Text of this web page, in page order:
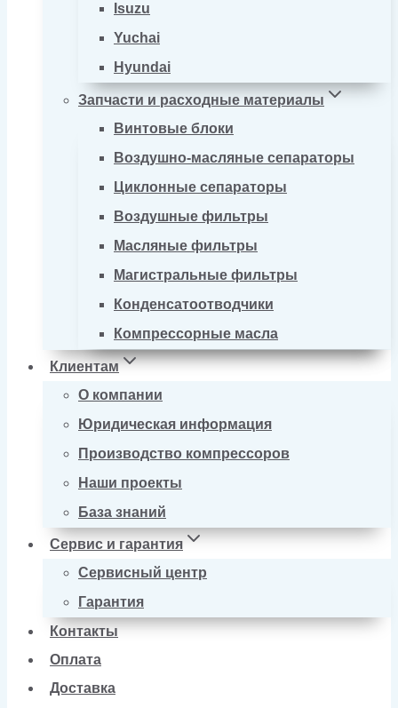
Isuzu
Yuchai
Hyundai
Запчасти и расходные материалы
Винтовые блоки
Воздушно-масляные сепараторы
Циклонные сепараторы
Воздушные фильтры
Масляные фильтры
Магистральные фильтры
Конденсатоотводчики
Компрессорные масла
Клиентам
О компании
Юридическая информация
Производство компрессоров
Наши проекты
База знаний
Сервис и гарантия
Сервисный центр
Гарантия
Контакты
Оплата
Доставка